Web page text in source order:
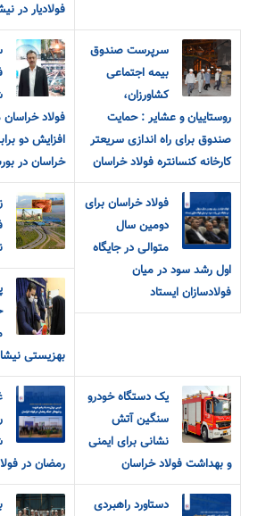
فولادیار در
سرپرست صندوق
بیمه اجتماعی
کشاورزان،
روستاییان و عشایر : حمایت
صندوق برای راه اندازی سریعتر
کارخانه کنسانتره فولاد خراسان
فولاد
افزایش دو
خراسان در
فولاد خراسان برای
دومین سال
متوالی در جایگاه
اول رشد سود در میان
فولادسازان ایستاد
بهزیستی
یک دستگاه خودرو
سنگین آتش
نشانی برای ایمنی
و بهداشت فولاد خراسان
رمضان در
دستاورد راهبردی